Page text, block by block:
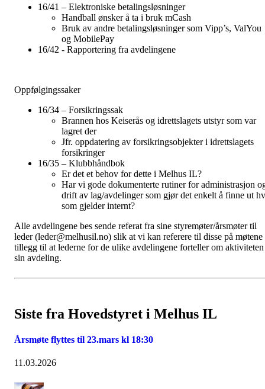
16/41 – Elektroniske betalingsløsninger
Handball ønsker å ta i bruk mCash
Bruk av andre betalingsløsninger som Vipp’s, ValYou
og MobilePay
16/42 - Rapportering fra avdelingene
Oppfølgingssaker
16/34 – Forsikringssak
Brannen hos Keiserås og idrettslagets utstyr som var
lagret der
Jfr. oppdatering av forsikringsobjekter i idrettslagets
forsikringer
16/35 – Klubbhåndbok
Er det et behov for dette i Melhus IL?
Har vi gode dokumenterte rutiner for administrasjon
drift av lag/avdelinger som gjør det enkelt å finne ut
som gjelder internt?
Alle avdelingene bes sende referat fra sine styremøter/årsmøter til
leder (leder@melhusil.no) slik at vi kan referere til disse på møtene
tillegg til at lederne for de ulike avdelingene forteller om
sin avdeling.
Siste fra Hovedstyret i Melhus IL
Årsmøte flyttes til 23.mars kl 18:30
11.03.2026